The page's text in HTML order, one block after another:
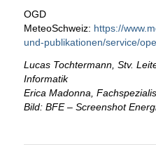
OGD
MeteoSchweiz: https://
und-publikationen/service/
Lucas Tochtermann, Stv.
Informatik
Erica Madonna,
Bild: BFE – Screenshot